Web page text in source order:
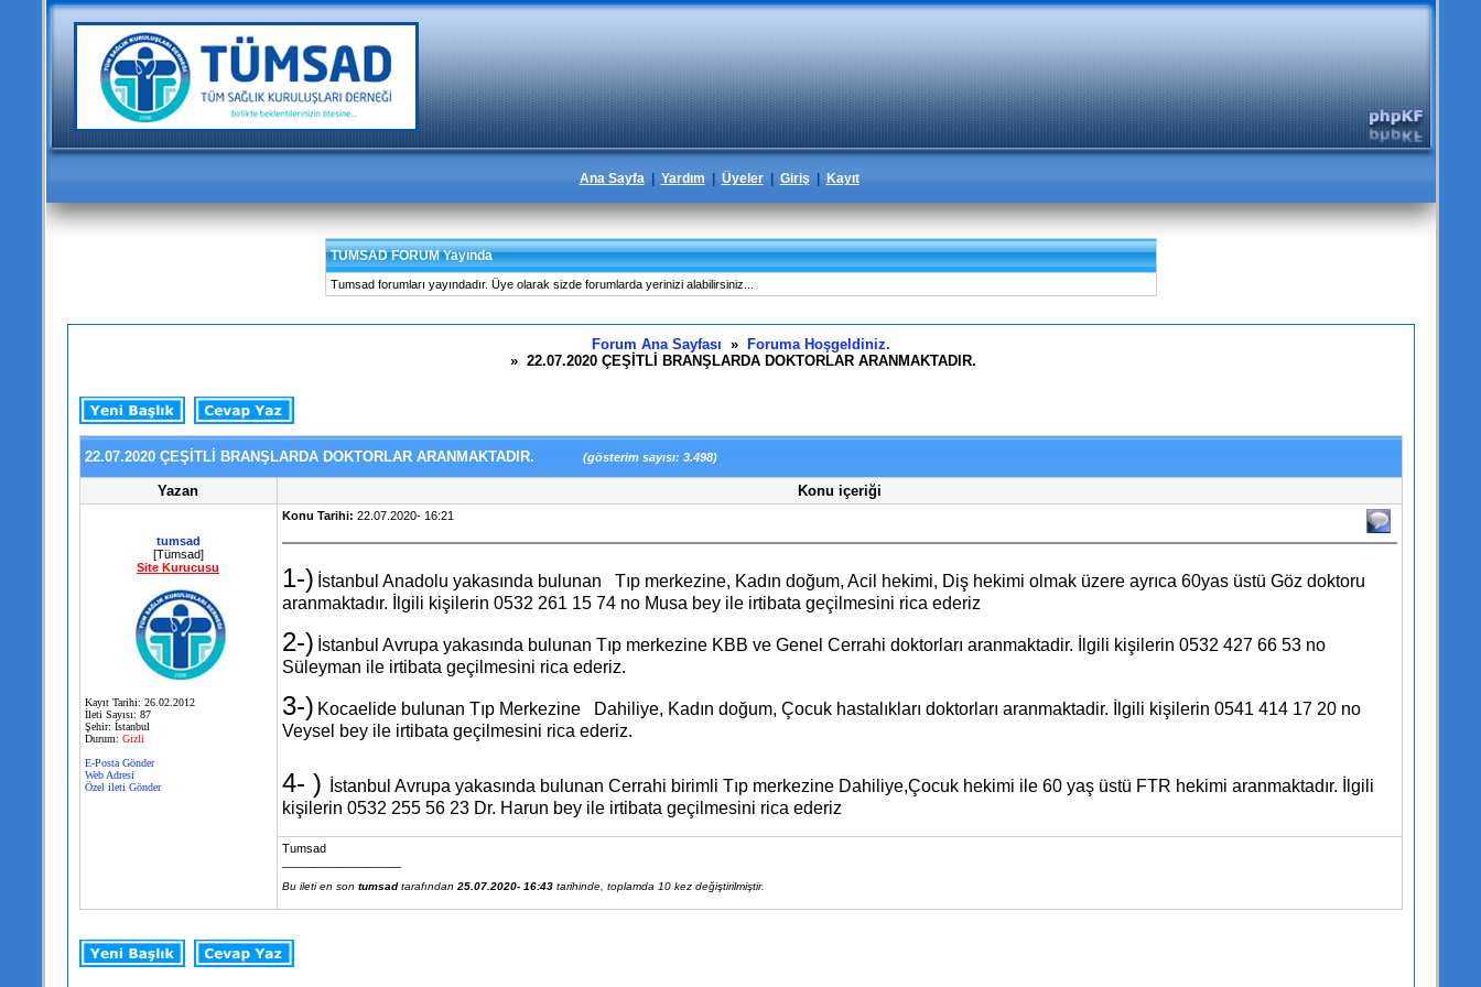
Ana Sayfa| Yardım Üyeler| Giriş Kayıt
TUMSAD FORUM Yayında
Tumsad forumları yayındadır. Üye olarak sizde forumlarda yerinizi alabilirsiniz...
Forum Ana Sayfası »
Foruma Hoşgeldiniz.
» 22.07.2020 ÇEŞİTLİ BRANŞLARDA DOKTORLAR ARANMAKTADIR.
22.07.2020 ÇEŞİTLİ BRANŞLARDA DOKTORLAR ARANMAKTADIR. (gösterim sayısı: 3.498)
Yazan Konu içeriği
tumsad
[Tümsad]
Site Kurucusu
Kayıt Tarihi: 26.02.2012
İleti Sayısı: 87
Şehir: İstanbul
Durum: Gizli
E-Posta Gönder
Web Adresi
Özel ileti Gönder
Konu Tarihi: 22.07.2020- 16:21
1-) İstanbul Anadolu yakasında bulunan Tıp merkezine, Kadın doğum, Acil hekimi, Diş hekimi olmak üzere ayrıca 60yas üstü Göz doktoru
aranmaktadır. İlgili kişilerin 0532 261 15 74 no Musa bey ile irtibata geçilmesini rica ederiz
2-) İstanbul Avrupa yakasında bulunan Tıp merkezine KBB ve Genel Cerrahi doktorları aranmaktadir. İlgili kişilerin 0532 427 66 53 no
Süleyman ile irtibata geçilmesini rica ederiz.
3-) Kocaelide bulunan Tıp Merkezine Dahiliye, Kadın doğum, Çocuk hastalıkları doktorları aranmaktadir. İlgili kişilerin 0541 414 17 20 no
Veysel bey ile irtibata geçilmesini rica ederiz.
4- )
İstanbul Avrupa yakasında bulunan Cerrahi birimli Tıp merkezine Dahiliye,Çocuk hekimi ile 60 yaş üstü FTR hekimi aranmaktadır. İlgili
kişilerin 0532 255 56 23 Dr. Harun bey ile irtibata geçilmesini rica ederiz
Tumsad
Bu ileti en son tumsadtarafından 25.07.2020- 16:43tarihinde, toplamda 10 kez değiştirilmiştir.